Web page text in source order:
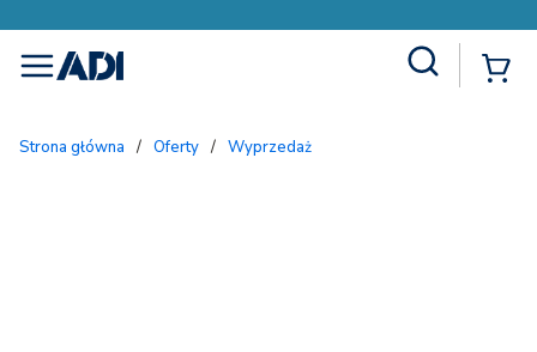
menu
Strona główna / Oferty / Wyprzedaż